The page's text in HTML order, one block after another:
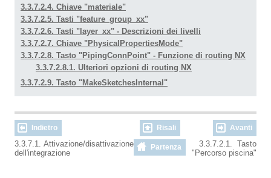
3.3.7.2.4. Chiave "materiale"
3.3.7.2.5. Tasti "feature_group_xx"
3.3.7.2.6. Tasti "layer_xx" - Descrizioni dei livelli
3.3.7.2.7. Chiave "PhysicalPropertiesMode"
3.3.7.2.8. Tasto "PipingConnPoint" - Funzione di routing NX
3.3.7.2.8.1. Ulteriori opzioni di routing NX
3.3.7.2.9. Tasto "MakeSketchesInternal"
Indietro Risali Avanti
3.3.7.1. Attivazione/disattivazione
dell'integrazione
Partenza
3.3.7.2.1. Tasto
"Percorso piscina"